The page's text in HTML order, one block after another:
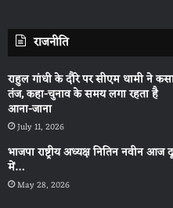
राजनीति
राहुल गांधी के दौरे पर सीएम धामी ने
तंज, कहा-चुनाव के समय लगा रहता है
आना-जाना
July 11, 2026
भाजपा राष्ट्रीय अध्यक्ष नितिन नवीन आज
में…
May 28, 2026